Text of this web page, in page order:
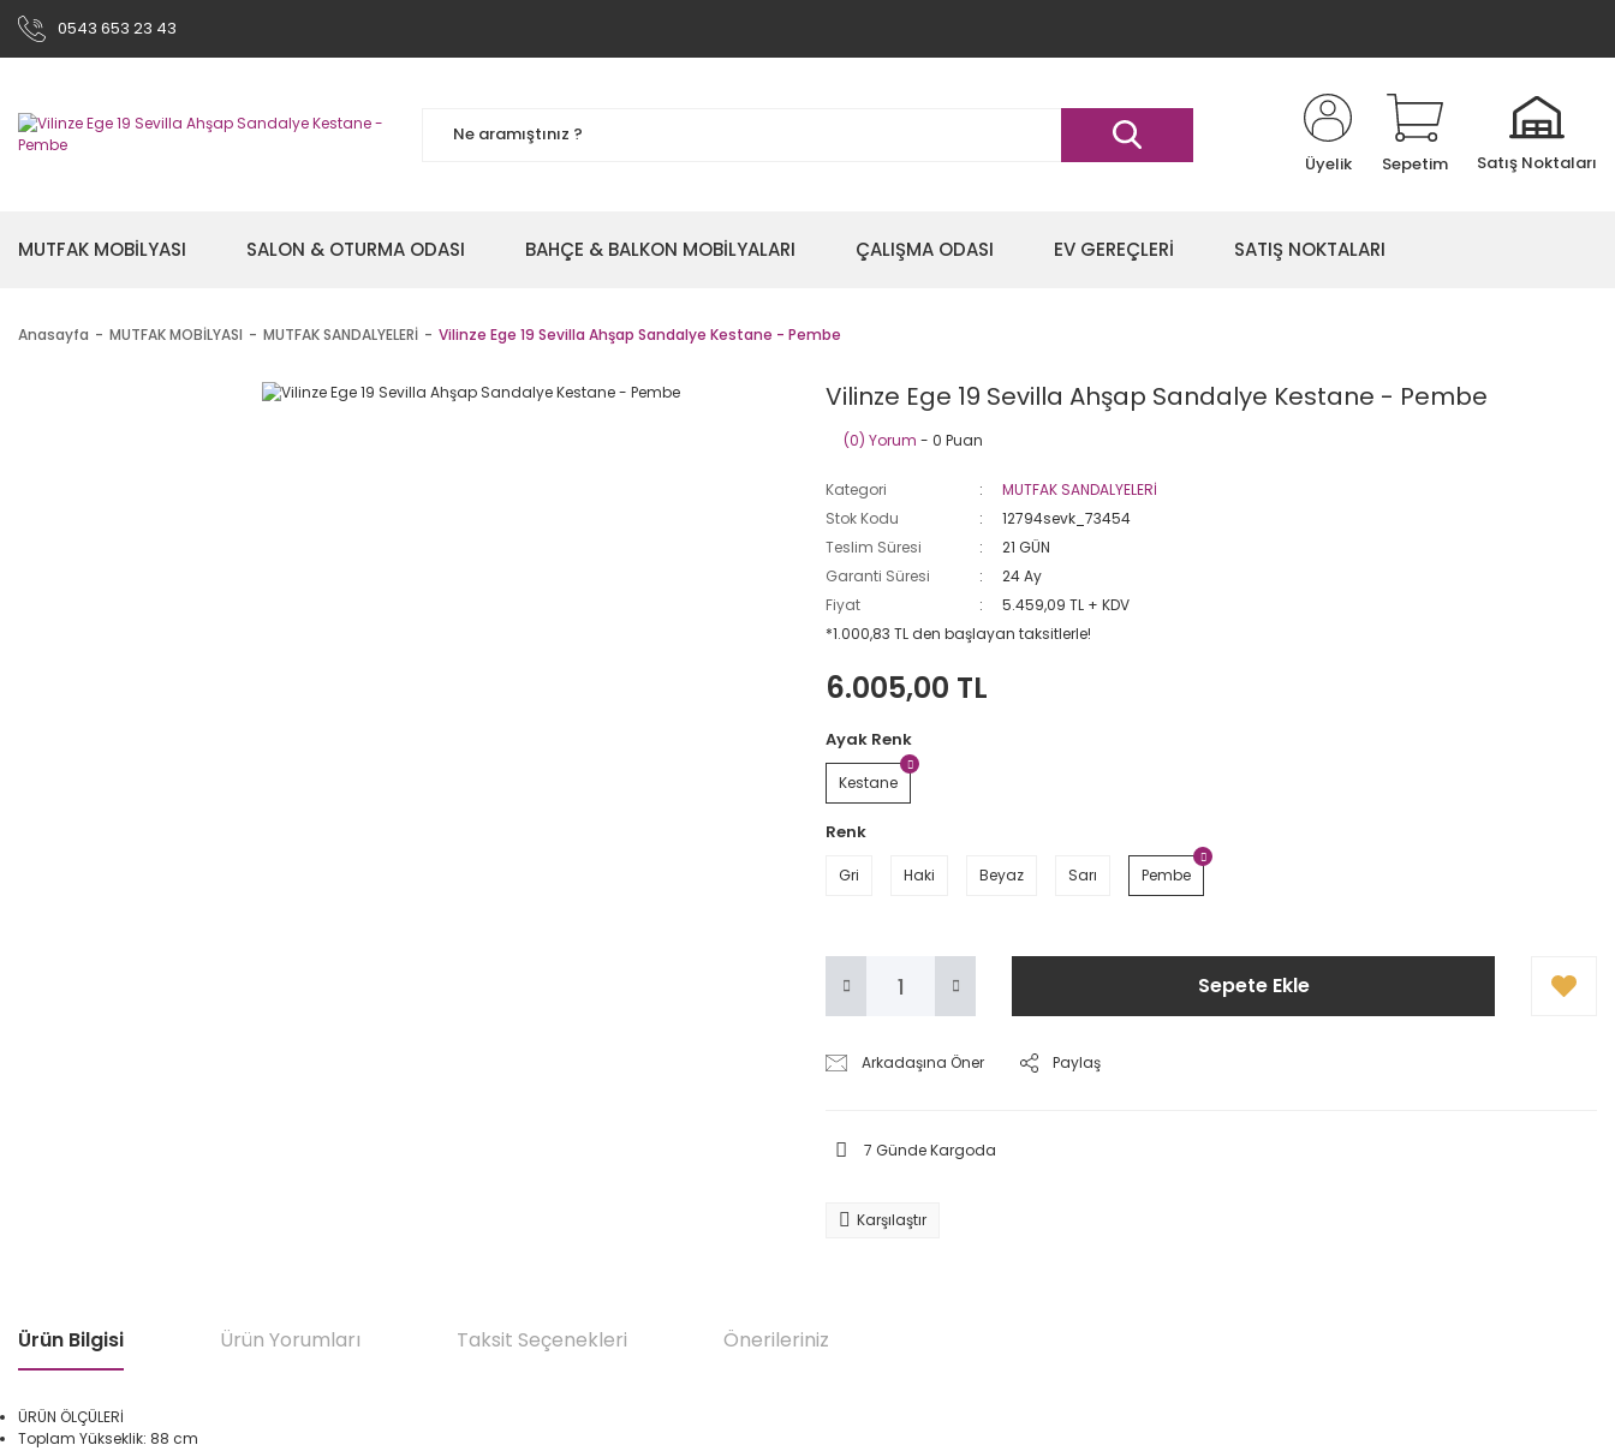
0543 653 23 43
Üyelik Sepetim Satış Noktaları
MUTFAK MOBİLYASI SALON & OTURMA ODASI BAHÇE & BALKON MOBİLYALARI ÇALIŞMA ODASI EV GEREÇLERİ SATIŞ NOKTALARI
Anasayfa MUTFAK MOBİLYASI MUTFAK SANDALYELERİ Vilinze Ege 19 Sevilla Ahşap Sandalye Kestane - Pembe
Vilinze Ege 19 Sevilla Ahşap Sandalye Kestane - Pembe
(0) Yorum - 0 Puan
Kategori
MUTFAK SANDALYELERİ
Stok Kodu
12794sevk_73454
Teslim Süresi
21 GÜN
Garanti Süresi
24 Ay
Fiyat
5.459,09 TL + KDV
*1.000,83 TL den başlayan taksitlerle!
6.005,00 TL
Ayak Renk
Kestane
Renk
Gri Haki Beyaz Sarı Pembe
Sepete Ekle
Arkadaşına Öner Paylaş
7 Günde Kargoda
Karşılaştır
Ürün Bilgisi Ürün Yorumları Taksit Seçenekleri Önerileriniz
ÜRÜN ÖLÇÜLERİ
Toplam Yükseklik: 88 cm